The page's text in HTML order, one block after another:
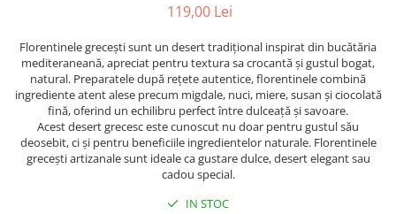
TOATE PRODUSELE
119,00 Lei
Florentinele grecești sunt un desert tradițional inspirat din bucătăria
mediteraneană, apreciat pentru textura sa crocantă și gustul bogat,
natural. Preparatele după rețete autentice, florentinele combină
ingrediente atent alese precum migdale, nuci, miere, susan și ciocolată
fină, oferind un echilibru perfect între dulceață și savoare.
Acest desert grecesc este cunoscut nu doar pentru gustul său
deosebit, ci și pentru beneficiile ingredientelor naturale. Florentinele
grecești artizanale sunt ideale ca gustare dulce, desert elegant sau
cadou special.
IN STOC